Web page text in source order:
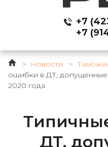
+7
+7
> Новости >
ошибки в ДТ, допущенные
2020 года
ДТ,